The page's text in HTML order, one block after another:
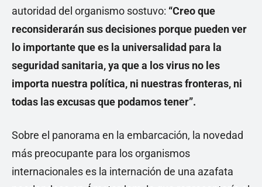
autoridad del organismo sostuvo: “Creo que
reconsiderarán sus decisiones porque pueden ver
lo importante que es la universalidad para la
seguridad sanitaria, ya que a los virus no les
importa nuestra política, ni nuestras fronteras, ni
todas las excusas que podamos tener”.
Sobre el panorama en la embarcación, la novedad
más preocupante para los organismos
internacionales es la internación de una azafata